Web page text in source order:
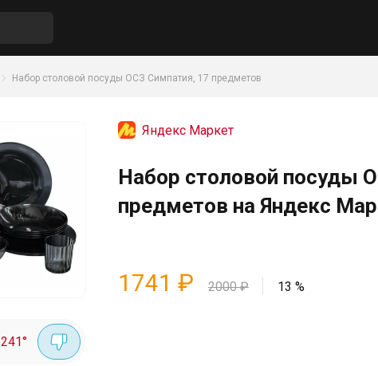
Набор столовой посуды ОСЗ Симпатия, 17 предметов
Яндекс Маркет
Набор столовой посуды
предметов на Яндекс
1741 ₽ 2000₽ 13 %
241°